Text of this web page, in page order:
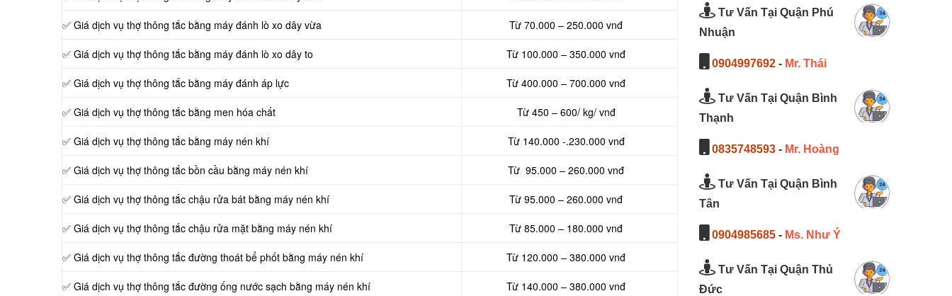
✅ Giá dịch vụ thợ thông tắc bằng máy đánh lò xo dây vừa Từ 70.000 – 250.000 vnđ
✅ Giá dịch vụ thợ thông tắc bằng máy đánh lò xo dây to Từ 100.000 – 350.000 vnđ
✅ Giá dịch vụ thợ thông tắc bằng máy đánh áp lực Từ 400.000 – 700.000 vnđ
✅ Giá dịch vụ thợ thông tắc bằng men hóa chất Từ 450 – 600/ kg/ vnđ
✅ Giá dịch vụ thợ thông tắc bằng máy nén khí Từ 140.000 -.230.000 vnđ
✅ Giá dịch vụ thợ thông tắc bồn cầu bằng máy nén khí Từ 95.000 – 260.000 vnđ
✅ Giá dịch vụ thợ thông tắc chậu rửa bát bằng máy nén khí Từ 95.000 – 260.000 vnđ
✅ Giá dịch vụ thợ thông tắc chậu rửa mặt bằng máy nén khí Từ 85.000 – 180.000 vnđ
✅ Giá dịch vụ thợ thông tắc đường thoát bể phốt bằng máy nén khí Từ 120.000 – 380.000 vnđ
✅ Giá dịch vụ thợ thông tắc đường ống nước sạch bằng máy nén khí Từ 140.000 – 380.000 vnđ
Tư Vấn Tại Quận Phú
Nhuận
0904997692 - Mr. Thái
Tư Vấn Tại Quận Bình
Thạnh
0835748593 - Mr. Hoàng
Tư Vấn Tại Quận Bình
Tân
0904985685 - Ms. Như Ý
Tư Vấn Tại Quận Thủ
Đức